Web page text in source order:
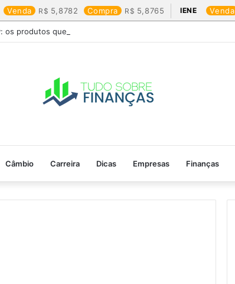
Venda 5,8782 Compra 5,8765 IENE Venda
os produtos que mais valem a pena
Câmbio Carreira Dicas Empresas Finanças